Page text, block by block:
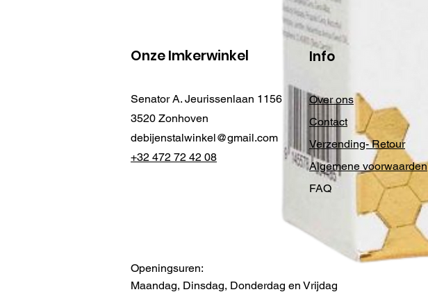
Onze Imkerwinkel
Senator A. Jeurissenlaan 1156
3520 Zonhoven
debijenstalwinkel@gmail.com
+32 472 72 42 08
Info
Over ons
Contact
Verzending- Retour
Algemene voorwaarden
FAQ
Openingsuren:
Maandag, Dinsdag, Donderdag en Vrijdag